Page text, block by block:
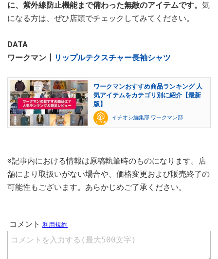
に、紫外線防止機能まで備わった無敵のアイテムです。 気
になる方は、ぜひ店頭でチェックしてみてください。
DATA
ワークマン┃
リップルテクスチャー長袖シャツ
ワークマンおすすめ商品ランキング 人
気アイテムをカテゴリ別に紹介【最新
版】
イチオシ編集部 ワークマン部
※記事内における情報は原稿執筆時のものになります。店
舗により取扱いがない場合や、価格変更および販売終了の
可能性もございます。あらかじめご了承ください。